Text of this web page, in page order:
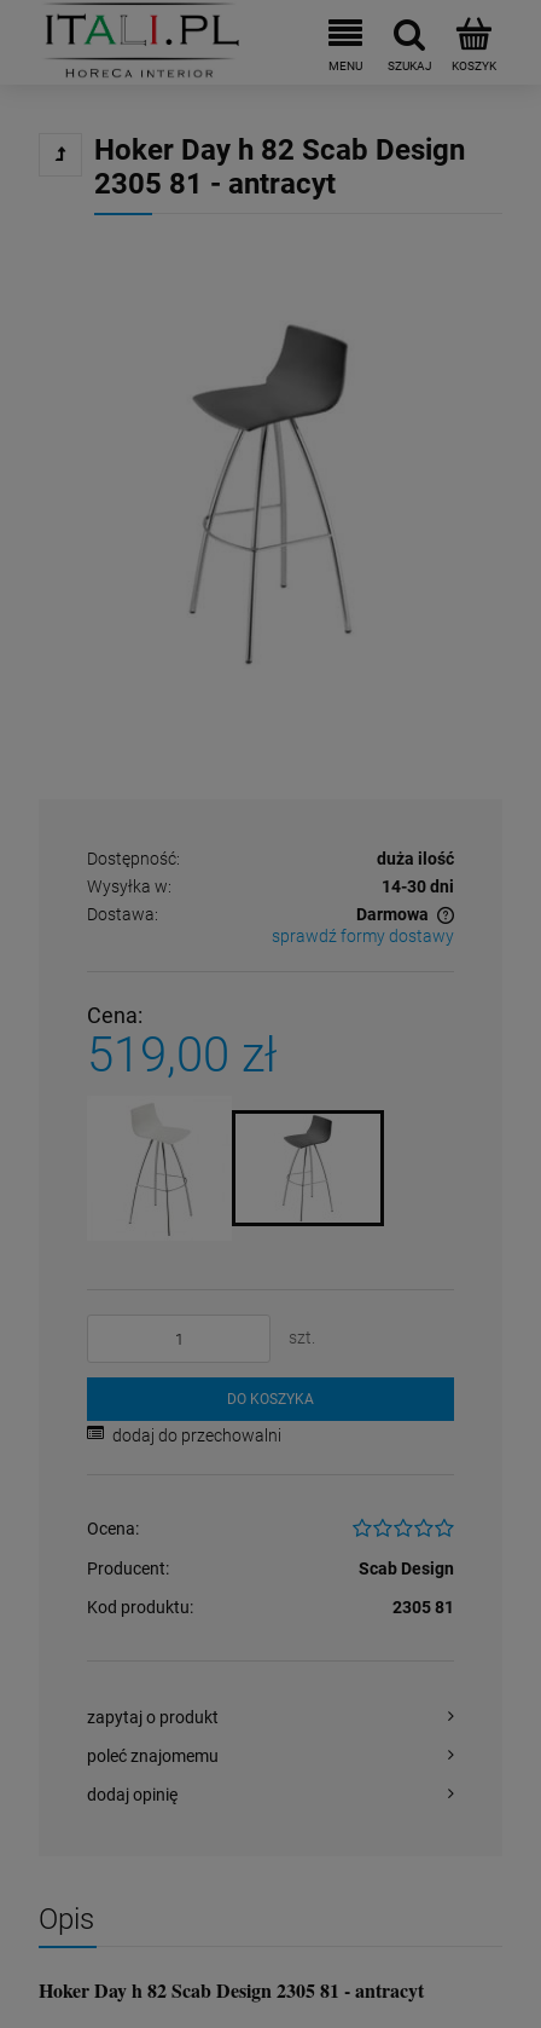
Hoker Day h 82 Scab Design
2305 81 - antracyt
Dostępność:
duża ilość
Wysyłka w:
14-30 dni
Dostawa:
Darmowa
Cena nie zawiera ewentualnych kosztów płatności
sprawdź formy dostawy
Cena:
519,00 zł
szt.
DO KOSZYKA
dodaj do przechowalni
Ocena:
Producent:
Scab Design
Kod produktu:
2305 81
zapytaj o produkt
poleć znajomemu
dodaj opinię
Opis
Hoker Day h 82 Scab Design 2305 81 - antracyt